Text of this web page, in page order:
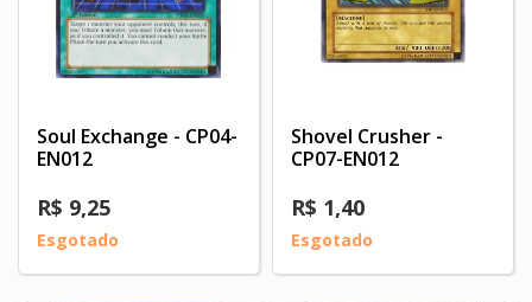
Soul Exchange - CP04-
EN012
R$ 9,25
Esgotado
Shovel Crusher -
CP07-EN012
R$ 1,40
Esgotado